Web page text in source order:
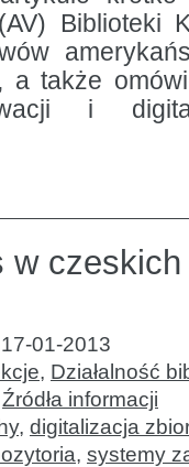
Biblioteki
a także
i
czeskich
01-2013
, Działalność
Źródła informacji
, digitalizacja
, systemy